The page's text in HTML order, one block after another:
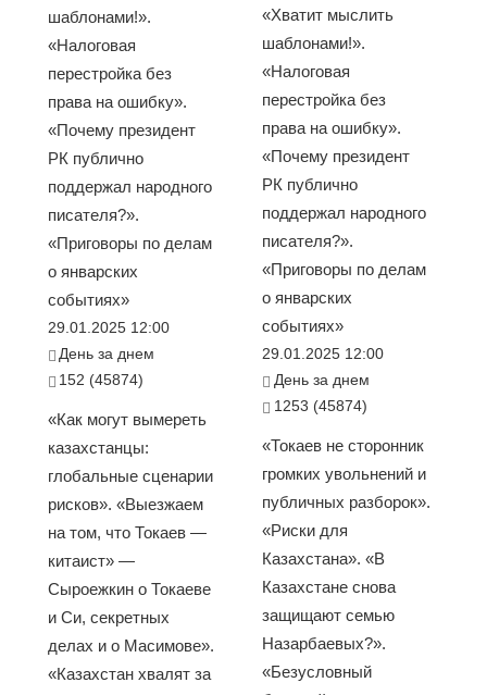
шаблонами!».
«Налоговая
перестройка без
права на ошибку».
«Почему президент
РК публично
поддержал народного
писателя?».
«Приговоры по делам
о январских
событиях»
29.01.2025 12:00
День за днем
152 (45874)
«Как могут вымереть
казахстанцы:
глобальные сценарии
рисков». «Выезжаем
на том, что Токаев —
китаист» —
Сыроежкин о Токаеве
и Си, секретных
делах и о Масимове».
«Казахстан хвалят за
«Хватит мыслить
шаблонами!».
«Налоговая
перестройка без
права на ошибку».
«Почему президент
РК публично
поддержал народного
писателя?».
«Приговоры по делам
о январских
событиях»
29.01.2025 12:00
День за днем
1253 (45874)
«Токаев не сторонник
громких увольнений и
публичных разборок».
«Риски для
Казахстана». «В
Казахстане снова
защищают семью
Назарбаевых?».
«Безусловный